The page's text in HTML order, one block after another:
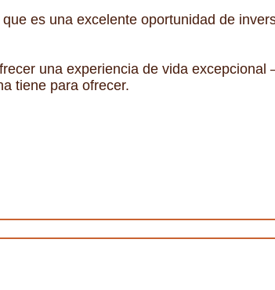
es una excelente oportunidad de
una experiencia de vida excepcional
tiene para ofrecer.